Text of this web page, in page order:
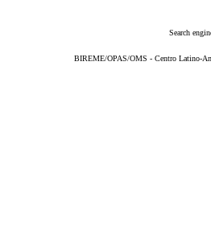
Search
BIREME/OPAS/OMS - Centro Latino-